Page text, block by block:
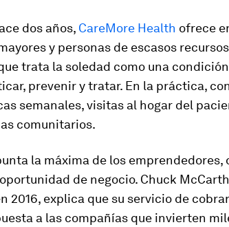
dos años, CareMore Health ofrece
y personas de escasos
trata la soledad como una
prevenir y tratar. En la práctica,
semanales, visitas al hogar del
comunitarios.
la máxima de los
de negocio. Chuck
2016, explica que su servicio de
a las compañías que invierten